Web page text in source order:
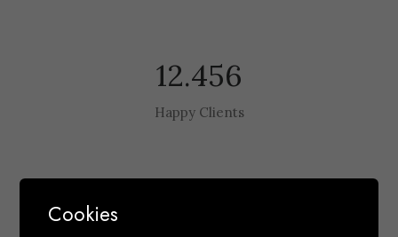
12.456
Happy Clients
Cookies